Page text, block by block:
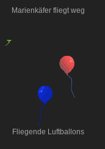
Marienkäfer fliegt weg
Fliegende Luftballons